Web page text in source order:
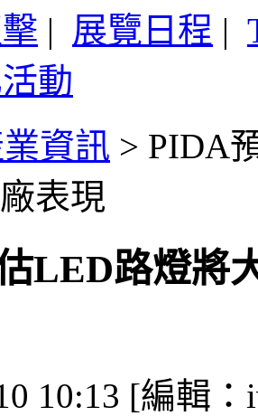
| 展覽日程 |
動
資訊 > PIDA
表現
LED路燈將
10:13 [編輯：